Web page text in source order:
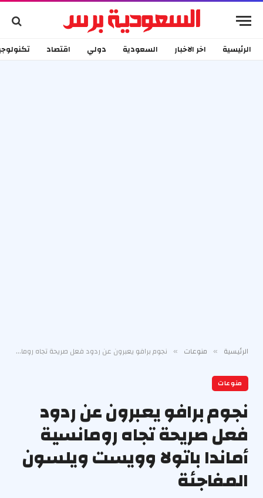
الرئيسية اخر الاخبار السعودية دولي اقتصاد
الرئيسية » منوعات » نجوم برافو يعبرون عن ردود فعل صريحة تجاه رومانسية أماندا باتولا وويست ويلسون المفاجئة
منوعات
نجوم برافو يعبرون عن ردود
فعل صريحة تجاه رومانسية
أماندا باتولا وويست ويلسون
المفاجئة